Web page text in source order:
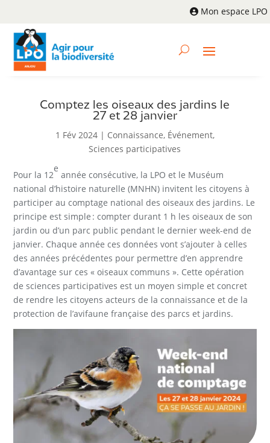
Mon espace LPO
Comptez les oiseaux des jardins le
27 et 28 janvier
1 Fév 2024| Connaissance, Événement,
Sciences participatives
Pour la 12
e
année consécutive, la LPO et le Muséum
national d’histoire naturelle (MNHN) invitent les citoyens à
participer au comptage national des oiseaux des jardins. Le
principe est simple : compter durant 1 h les oiseaux de son
jardin ou d’un parc public pendant le dernier week-end de
janvier. Chaque année ces données vont s’ajouter à celles
des années précédentes pour permettre d’en apprendre
d’avantage sur ces « oiseaux communs ». Cette opération
de sciences participatives est un moyen simple et concret
de rendre les citoyens acteurs de la connaissance et de la
protection de l’avifaune française des parcs et jardins.